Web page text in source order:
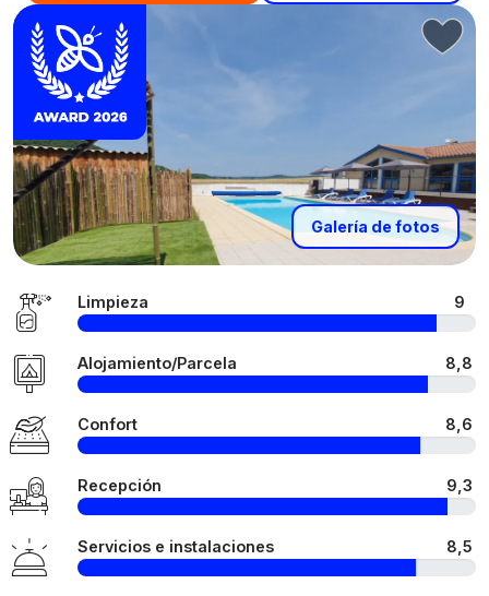
Galería de fotos
Limpieza 9
Alojamiento/Parcela 8,8
Confort 8,6
Recepción 9,3
Servicios e instalaciones 8,5